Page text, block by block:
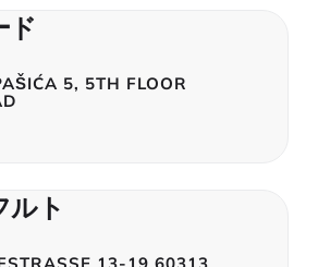
ド
5, 5TH FLOOR
ルト